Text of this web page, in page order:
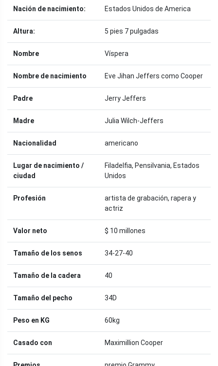
Nación de nacimiento: Estados Unidos de America
Altura: 5 pies 7 pulgadas
Nombre Víspera
Nombre de nacimiento Eve Jihan Jeffers como Cooper
Padre Jerry Jeffers
Madre Julia Wilch-Jeffers
Nacionalidad americano
Lugar de nacimiento /
ciudad
Filadelfia, Pensilvania, Estados
Unidos
Profesión
artista de grabación, rapera y
actriz
Valor neto $ 10 millones
Tamaño de los senos 34-27-40
Tamaño de la cadera 40
Tamaño del pecho 34D
Peso en KG 60kg
Casado con Maximillion Cooper